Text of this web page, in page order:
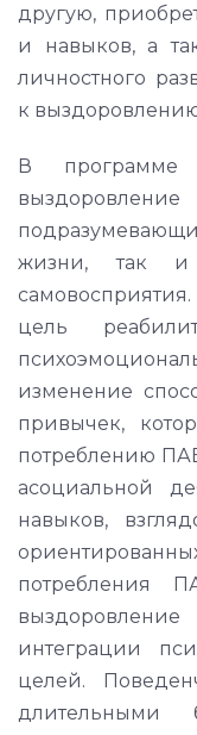
другую,
и навыков, а
личностного
к
В программе
выздоровление
жизни, так и
цель
изменение
привычек,
потреблению
асоциальной
навыков,
потребления
интеграции
целей.
длительными